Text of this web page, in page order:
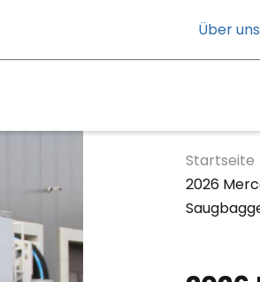
Über uns
Startseite
2026